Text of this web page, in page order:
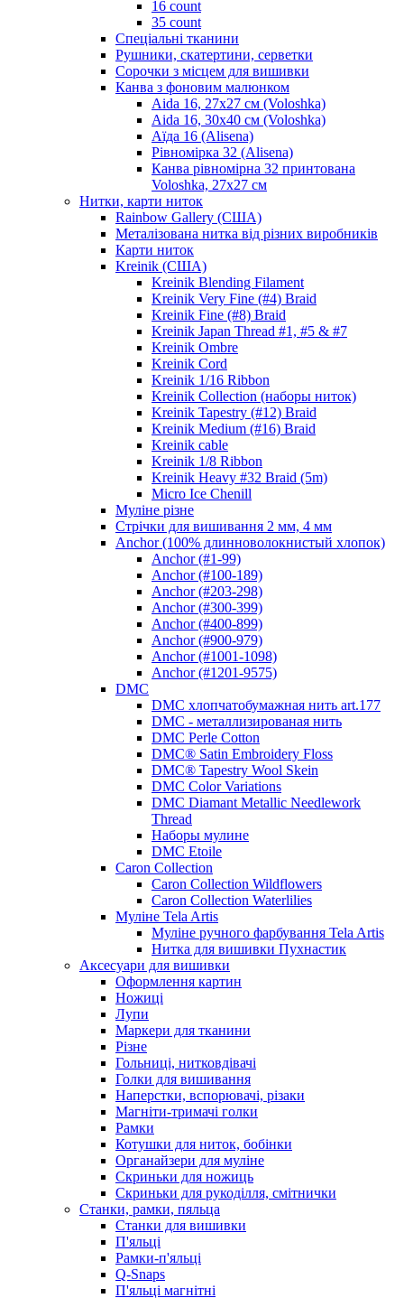
16 count
35 count
Спеціальні тканини
Рушники, скатертини, серветки
Сорочки з місцем для вишивки
Канва з фоновим малюнком
Aida 16, 27х27 см (Voloshka)
Aida 16, 30х40 см (Voloshka)
Аїда 16 (Alisena)
Рівномірка 32 (Alisena)
Канва рівномірна 32 принтована
Voloshka, 27х27 см
Нитки, карти ниток
Rainbow Gallery (США)
Металізована нитка від різних виробників
Карти ниток
Kreinik (США)
Kreinik Blending Filament
Kreinik Very Fine (#4) Braid
Kreinik Fine (#8) Braid
Kreinik Japan Thread #1, #5 & #7
Kreinik Ombre
Kreinik Cord
Kreinik 1/16 Ribbon
Kreinik Collection (наборы ниток)
Kreinik Tapestry (#12) Braid
Kreinik Medium (#16) Braid
Kreinik cable
Kreinik 1/8 Ribbon
Kreinik Heavy #32 Braid (5m)
Micro Ice Chenill
Муліне різне
Стрічки для вишивання 2 мм, 4 мм
Anchor (100% длинноволокнистый хлопок)
Anchor (#1-99)
Anchor (#100-189)
Anchor (#203-298)
Anchor (#300-399)
Anchor (#400-899)
Anchor (#900-979)
Anchor (#1001-1098)
Anchor (#1201-9575)
DMC
DMC хлопчатобумажная нить art.177
DMC - металлизированая нить
DMC Perle Cotton
DMC® Satin Embroidery Floss
DMC® Tapestry Wool Skein
DMC Color Variations
DMC Diamant Metallic Needlework
Thread
Наборы мулине
DMC Etoile
Caron Collection
Caron Collection Wildflowers
Caron Collection Waterlilies
Муліне Tela Artis
Муліне ручного фарбування Tela Artis
Нитка для вишивки Пухнастик
Аксесуари для вишивки
Оформлення картин
Ножиці
Лупи
Маркери для тканини
Різне
Гольниці, нитковдівачі
Голки для вишивання
Наперстки, вспорювачі, різаки
Магніти-тримачі голки
Рамки
Котушки для ниток, бобінки
Органайзери для муліне
Скриньки для ножиць
Скриньки для рукоділля, смітнички
Станки, рамки, пяльца
Станки для вишивки
П'яльці
Рамки-п'яльці
Q-Snaps
П'яльці магнітні